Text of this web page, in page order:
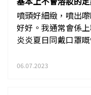
噴頭好細緻，噴出
好好。我通常會係
炎炎夏日同戴口罩
06.07.2023